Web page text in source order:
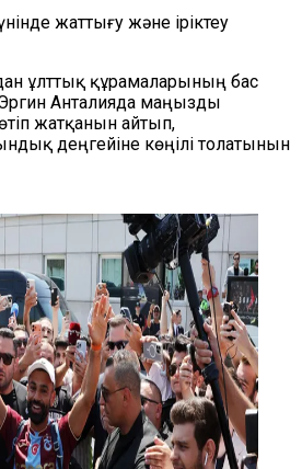
жаттығу және іріктеу
ұлттық құрамаларының бас
Анталияда маңызды
жатқанын айтып,
деңгейіне көңілі толатынын